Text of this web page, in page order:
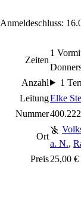
Anmeldeschluss:
Zeiten
1
Anzahl
1
LeitungElke
Nummer
Ort
a. N.,
Preis25,00 €